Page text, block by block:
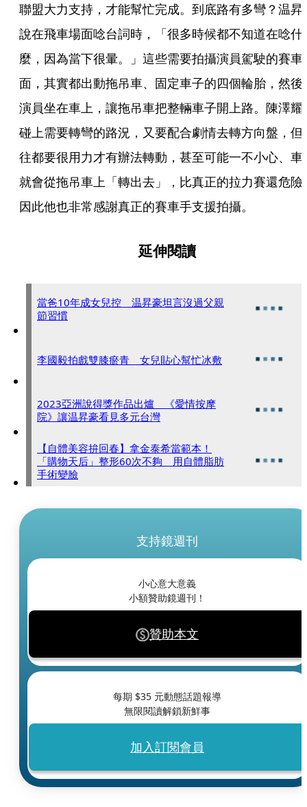
聯盟大力支持，才能幫忙完成。到底路有多彎？温昇
說在飛車場面唸台詞時，「很多時候都不知道在唸什
麼，因為當下很暈。」這些需要拍攝演員駕駛的賽車
面，其實都出動拖吊車、固定車子的四個輪胎，然後
演員坐在車上，讓拖吊車把整輛車子開上路。陳澤耀
碰上需要轉彎的路況，又要配合劇情去轉方向盤，但
往都要很用力才有辦法轉動，甚至可能一不小心、車
就會從拖吊車上「轉出去」，比真正的拉力賽還危險
因此他也非常感謝真正的賽車手支援拍攝。
延伸閱讀
當爸10年成女兒控 温昇豪坦言沒過父親
節習慣
李國毅拍戲雙膝瘀青 女兒貼心幫忙冰敷
2023亞洲說得獎作品出爐 《愛情按摩
院》讓温昇豪看見多元台灣
【自體美容拚回春】拿金泰希當範本！
「購物天后」整形60次不夠 用自體脂肪
手術變臉
支持鏡週刊
小心意大意義
小額贊助鏡週刊！
贊助本文
每期 $35 元動態話題報導
無限閱讀解鎖新鮮事
加入訂閱會員